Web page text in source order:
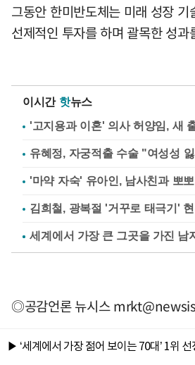
그동안 한미반도체는 미래 성장 기
선제적인 투자를 하며 괄목한 성과
이시간 핫뉴스
'고지용과 이혼' 의사 허양임, 새
유혜정, 자궁적출 수술 "여성성
'마약 자숙' 유아인, 남사친과 뽀
김희철, 광복절 '거꾸로 태극기'
◎공감언론 뉴시스